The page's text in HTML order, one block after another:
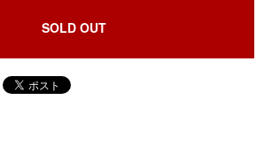
SOLD OUT